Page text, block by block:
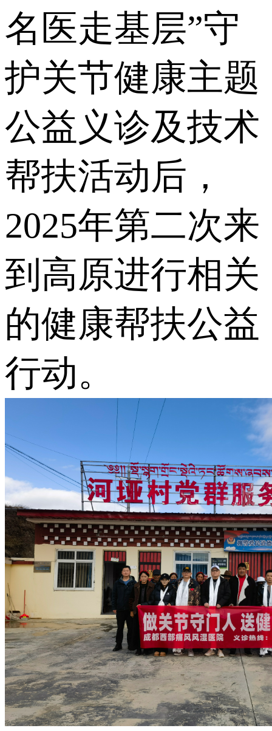
名医走基层”守
护关节健康主题
公益义诊及技术
帮扶活动后，
2025年第二次来
到高原进行相关
的健康帮扶公益
行动。